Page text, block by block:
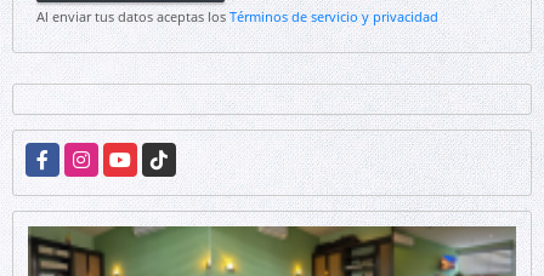
Al enviar tus datos aceptas los Términos de servicio y privacidad
FacebookInstagramYouTubeTikTok